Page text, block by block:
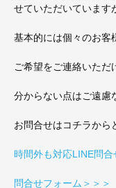
せていただいています
基本的には個々のお客
ご希望をご連絡いただ
分からない点はご遠慮
お問合せはコチラから
時間外も対応LINE問合
問合せフォーム＞＞＞